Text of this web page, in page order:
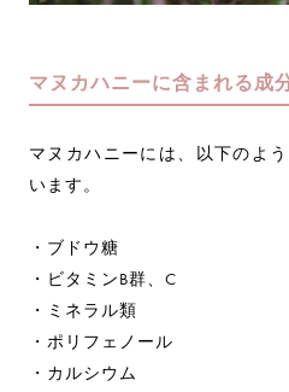
マヌカハニーに含まれる成
マヌカハニーには、以下のよ
います。
・ブドウ糖
・ビタミンB群、C
・ミネラル類
・ポリフェノール
・カルシウム